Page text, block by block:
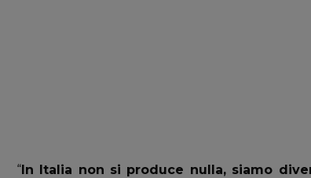
“In Italia non si produce nulla, siamo